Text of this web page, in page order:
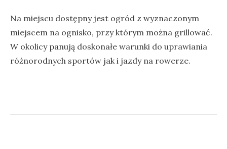
Na miejscu dostępny jest ogród z wyznaczonym
miejscem na ognisko, przy którym można grillować.
W okolicy panują doskonałe warunki do uprawiania
różnorodnych sportów jak i jazdy na rowerze.